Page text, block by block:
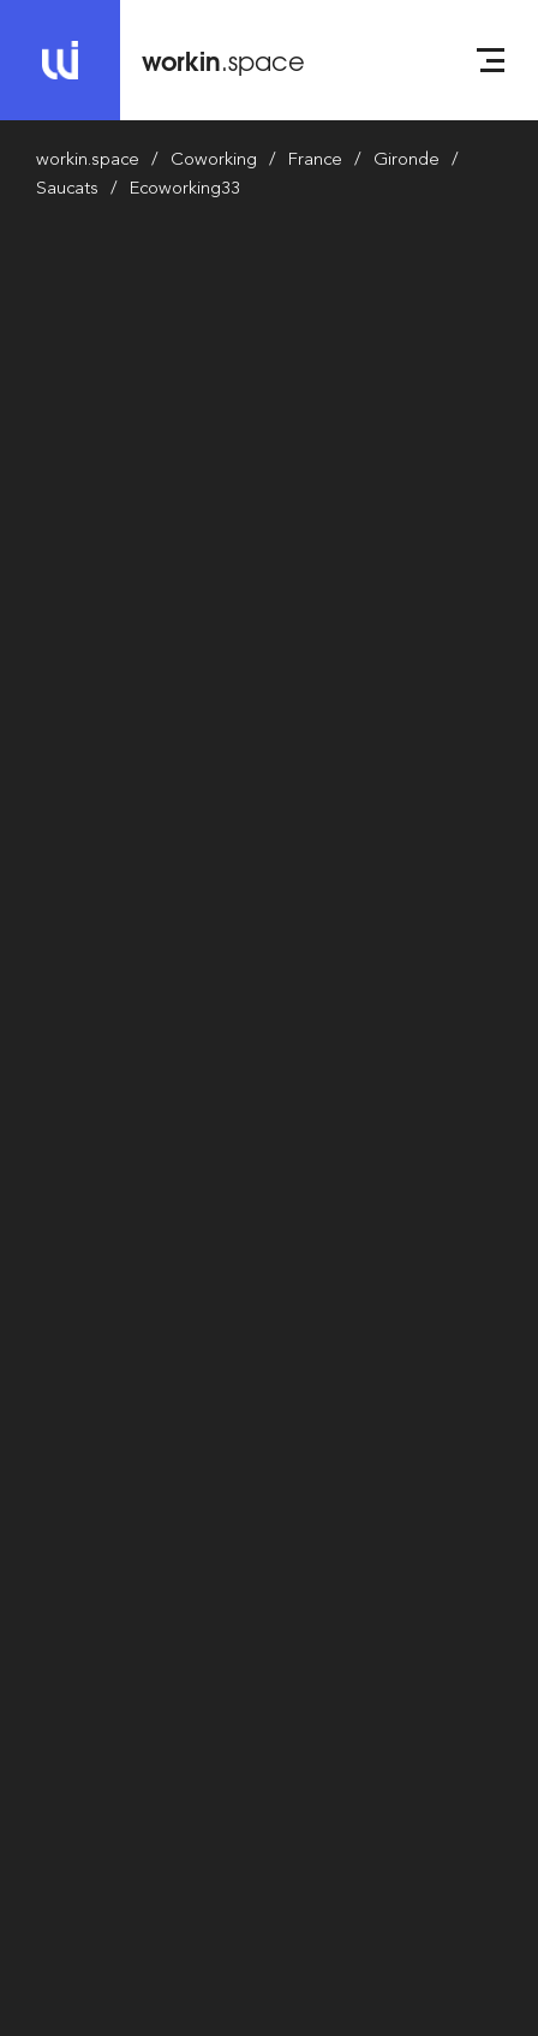
workin.space
workin.space Coworking France
Gironde
Saucats
Ecoworking33